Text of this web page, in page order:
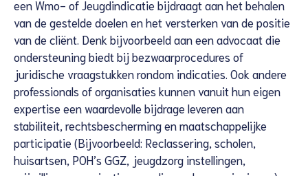
een Wmo- of Jeugdindicatie bijdraagt aan het behalen
van de gestelde doelen en het versterken van de positie
van de cliënt. Denk bijvoorbeeld aan een advocaat die
ondersteuning biedt bij bezwaarprocedures of
juridische vraagstukken rondom indicaties. Ook andere
professionals of organisaties kunnen vanuit hun eigen
expertise een waardevolle bijdrage leveren aan
stabiliteit, rechtsbescherming en maatschappelijke
participatie (Bijvoorbeeld: Reclassering, scholen,
huisartsen, POH’s GGZ, jeugdzorg instellingen,